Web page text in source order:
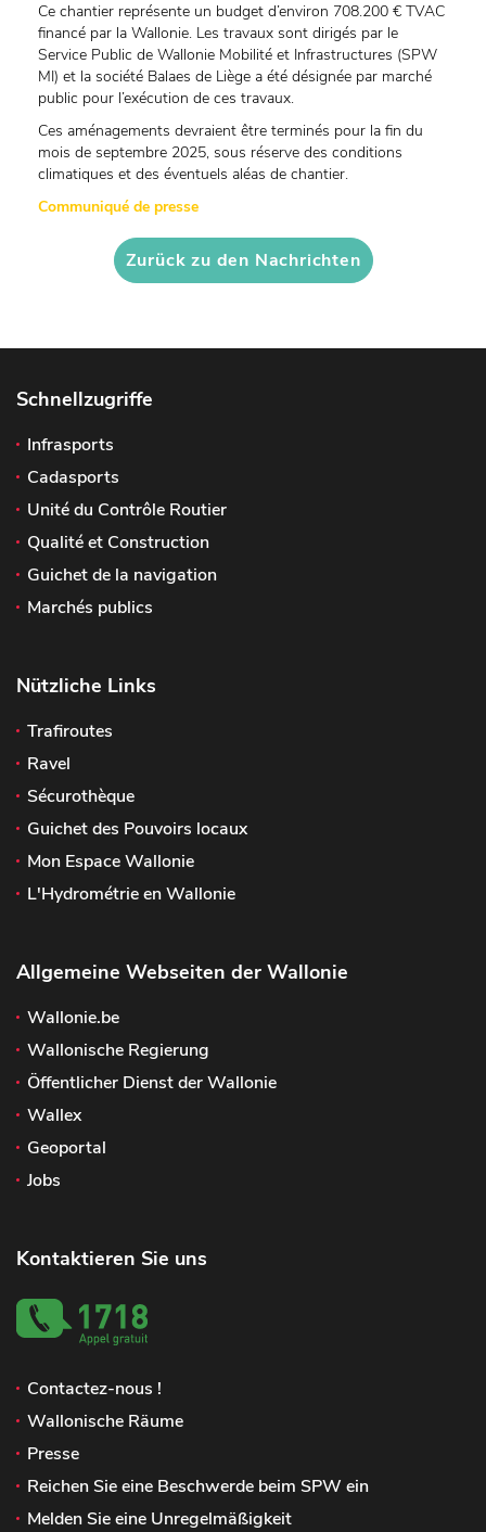
Ce chantier représente un budget d’environ 708.200 € TVAC
financé par la Wallonie. Les travaux sont dirigés par le
Service Public de Wallonie Mobilité et Infrastructures (SPW
MI) et la société Balaes de Liège a été désignée par marché
public pour l’exécution de ces travaux.
Ces aménagements devraient être terminés pour la fin du
mois de septembre 2025, sous réserve des conditions
climatiques et des éventuels aléas de chantier.
Communiqué de presse
Zurück zu den Nachrichten
Schnellzugriffe
Infrasports
Cadasports
Unité du Contrôle Routier
Qualité et Construction
Guichet de la navigation
Marchés publics
Nützliche Links
Trafiroutes
Ravel
Sécurothèque
Guichet des Pouvoirs locaux
Mon Espace Wallonie
L'Hydrométrie en Wallonie
Allgemeine Webseiten der Wallonie
Wallonie.be
Wallonische Regierung
Öffentlicher Dienst der Wallonie
Wallex
Geoportal
Jobs
Kontaktieren Sie uns
Contactez-nous !
Wallonische Räume
Presse
Reichen Sie eine Beschwerde beim SPW ein
Melden Sie eine Unregelmäßigkeit